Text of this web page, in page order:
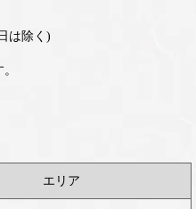
は除く)
エリア